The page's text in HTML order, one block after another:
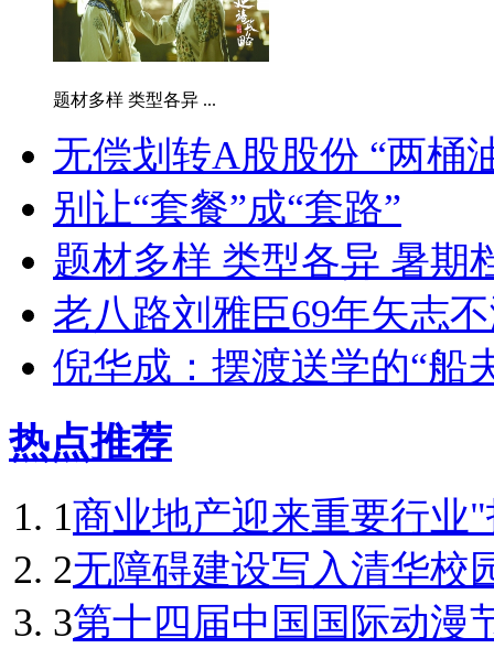
题材多样 类型各异 ...
无偿划转A股股份 “两桶
别让“套餐”成“套路”
题材多样 类型各异 暑期
老八路刘雅臣69年矢志
倪华成：摆渡送学的“船
热点推荐
1商业地产迎来重要行业
2无障碍建设写入清华校
3第十四届中国国际动漫